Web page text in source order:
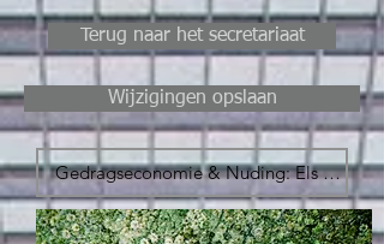
Terug naar het secretariaat
Wijzigingen opslaan